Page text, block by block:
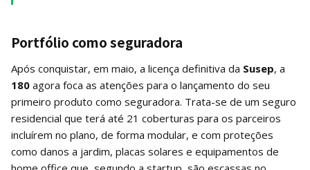
Portfólio como seguradora
Após conquistar, em maio, a licença definitiva da Susep, a
180 agora foca as atenções para o lançamento do seu
primeiro produto como seguradora. Trata-se de um seguro
residencial que terá até 21 coberturas para os parceiros
incluírem no plano, de forma modular, e com proteções
como danos a jardim, placas solares e equipamentos de